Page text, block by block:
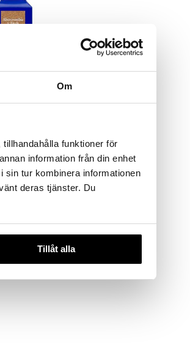
Om
funktioner för
information från din enhet
sin tur kombinera informationen
deras tjänster. Du
Tillåt alla
Men - Eau